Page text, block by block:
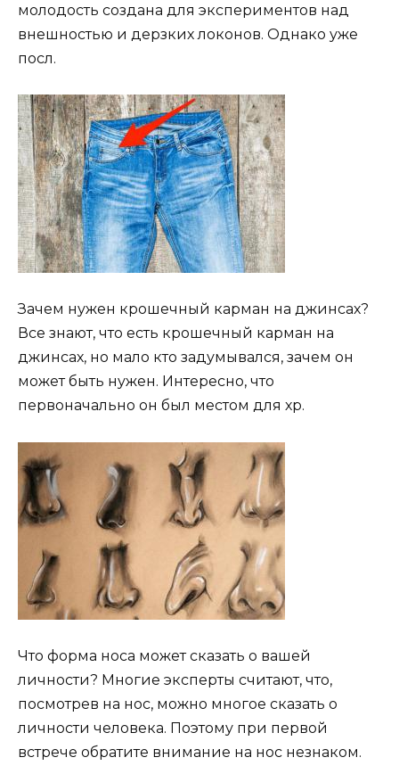
молодость создана для экспериментов над
внешностью и дерзких локонов. Однако уже
посл.
Зачем нужен крошечный карман на джинсах?
Все знают, что есть крошечный карман на
джинсах, но мало кто задумывался, зачем он
может быть нужен. Интересно, что
первоначально он был местом для хр.
Что форма носа может сказать о вашей
личности? Многие эксперты считают, что,
посмотрев на нос, можно многое сказать о
личности человека. Поэтому при первой
встрече обратите внимание на нос незнаком.